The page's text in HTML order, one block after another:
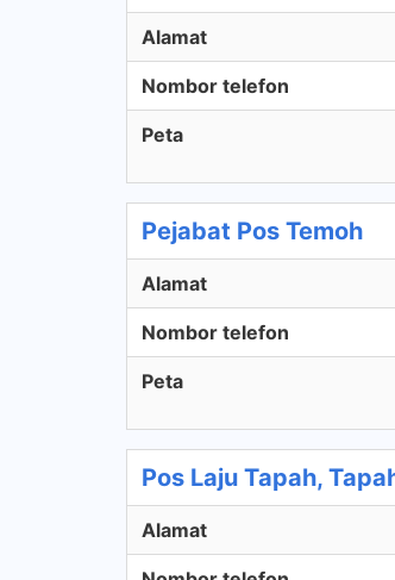
Alamat
Nombor telefon
Peta
Pejabat Pos Temoh
Alamat
Nombor telefon
Peta
Pos Laju Tapah,
Alamat